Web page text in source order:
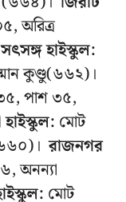
অরিত্র
হাইস্কুল:
কুণ্ডু(৬৬২)।
৩৫, পাশ ৩৫,
মোট
রাজনগর
অনন্যা
মোট